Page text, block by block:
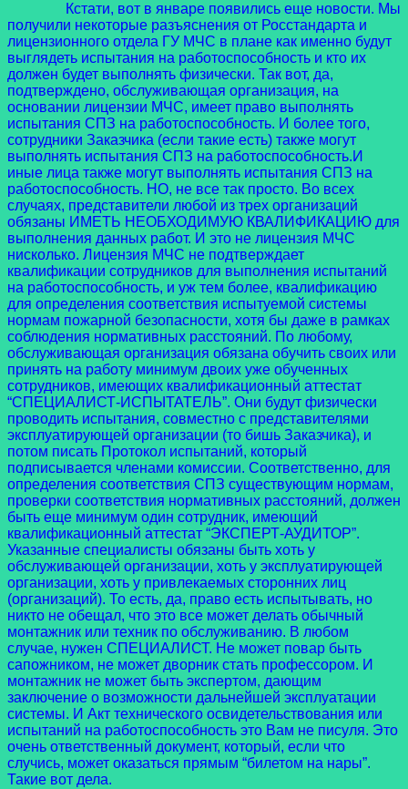
Кстати, вот в январе появились еще новости. Мы
получили некоторые разъяснения от Росстандарта и
лицензионного отдела ГУ МЧС в плане как именно будут
выглядеть испытания на работоспособность и кто их
должен будет выполнять физически. Так вот, да,
подтверждено, обслуживающая организация, на
основании лицензии МЧС, имеет право выполнять
испытания СПЗ на работоспособность. И более того,
сотрудники Заказчика (если такие есть) также могут
выполнять испытания СПЗ на работоспособность.И
иные лица также могут выполнять испытания СПЗ на
работоспособность. НО, не все так просто. Во всех
случаях, представители любой из трех организаций
обязаны ИМЕТЬ НЕОБХОДИМУЮ КВАЛИФИКАЦИЮ для
выполнения данных работ. И это не лицензия МЧС
нисколько. Лицензия МЧС не подтверждает
квалификации сотрудников для выполнения испытаний
на работоспособность, и уж тем более, квалификацию
для определения соответствия испытуемой системы
нормам пожарной безопасности, хотя бы даже в рамках
соблюдения нормативных расстояний. По любому,
обслуживающая организация обязана обучить своих или
принять на работу минимум двоих уже обученных
сотрудников, имеющих квалификационный аттестат
“СПЕЦИАЛИСТ-ИСПЫТАТЕЛЬ”. Они будут физически
проводить испытания, совместно с представителями
эксплуатирующей организации (то бишь Заказчика), и
потом писать Протокол испытаний, который
подписывается членами комиссии. Соответственно, для
определения соответствия СПЗ существующим нормам,
проверки соответствия нормативных расстояний, должен
быть еще минимум один сотрудник, имеющий
квалификационный аттестат “ЭКСПЕРТ-АУДИТОР”.
Указанные специалисты обязаны быть хоть у
обслуживающей организации, хоть у эксплуатирующей
организации, хоть у привлекаемых сторонних лиц
(организаций). То есть, да, право есть испытывать, но
никто не обещал, что это все может делать обычный
монтажник или техник по обслуживанию. В любом
случае, нужен СПЕЦИАЛИСТ. Не может повар быть
сапожником, не может дворник стать профессором. И
монтажник не может быть экспертом, дающим
заключение о возможности дальнейшей эксплуатации
системы. И Акт технического освидетельствования или
испытаний на работоспособность это Вам не писуля. Это
очень ответственный документ, который, если что
случись, может оказаться прямым “билетом на нары”.
Такие вот дела.